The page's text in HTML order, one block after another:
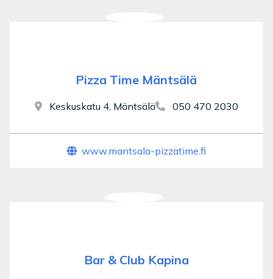
Pizza Time Mäntsälä
Keskuskatu 4, Mäntsälä 050 470 2030
www.mantsala-pizzatime.fi
Bar & Club Kapina